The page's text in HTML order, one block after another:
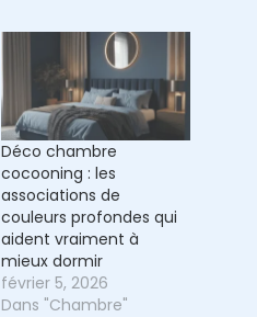
Déco chambre
cocooning : les
associations de
couleurs profondes qui
aident vraiment à
mieux dormir
février 5, 2026
Dans "Chambre"